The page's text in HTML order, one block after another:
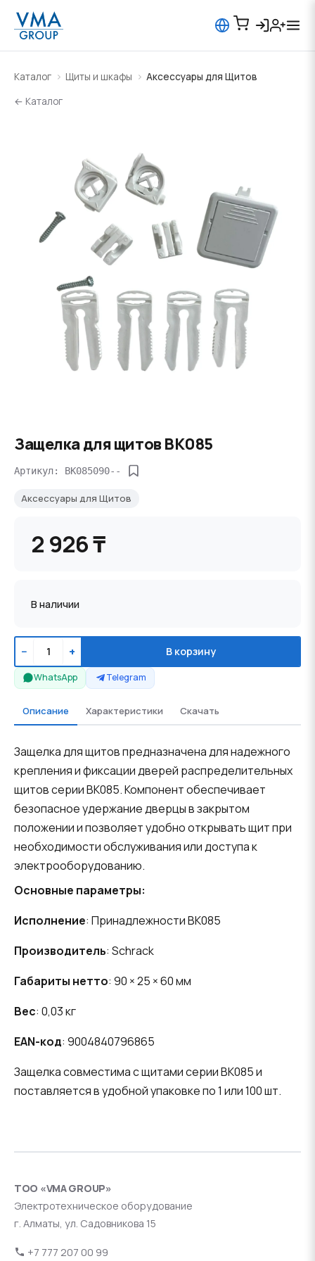
Каталог Щиты и шкафы
Аксессуары для Щитов
← Каталог
Защелка для щитов BK085
Артикул: BK085090--
Аксессуары для Щитов
2 926 ₸
В наличии
− + В корзину
WhatsApp Telegram
Описание Характеристики Скачать
Защелка для щитов предназначена для надежного
крепления и фиксации дверей распределительных
щитов серии BK085. Компонент обеспечивает
безопасное удержание дверцы в закрытом
положении и позволяет удобно открывать щит при
необходимости обслуживания или доступа к
электрооборудованию.
Основные параметры:
Исполнение: Принадлежности BK085
Производитель: Schrack
Габариты нетто: 90 × 25 × 60 мм
Вес: 0,03 кг
EAN-код: 9004840796865
Защелка совместима с щитами серии BK085 и
поставляется в удобной упаковке по 1 или 100 шт.
ТОО «VMA GROUP»
Электротехническое оборудование
г. Алматы, ул. Садовникова 15
+7 777 207 00 99